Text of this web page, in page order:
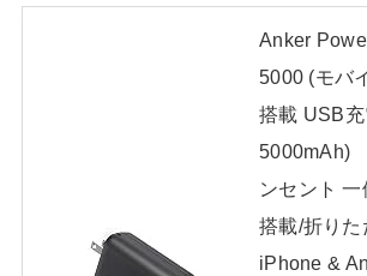
Anker
5000 (モバ
搭載 USB充
5000mAh)
ンセント
搭載/折りた
iPhone &